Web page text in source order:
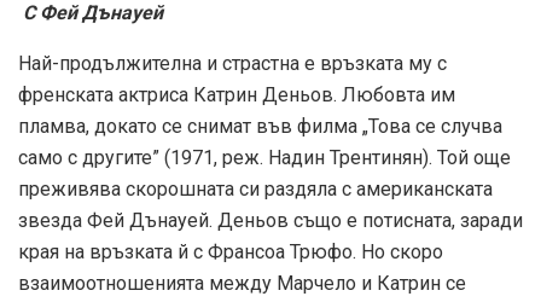
С Фей Дънауей
Най-продължителна и страстна е връзката му с
френската актриса Катрин Деньов. Любовта им
пламва, докато се снимат във филма „Това се случва
само с другите” (1971, реж. Надин Трентинян). Той още
преживява скорошната си раздяла с американската
звезда Фей Дънауей. Деньов също е потисната, заради
края на връзката й с Франсоа Трюфо. Но скоро
взаимоотношенията между Марчело и Катрин се